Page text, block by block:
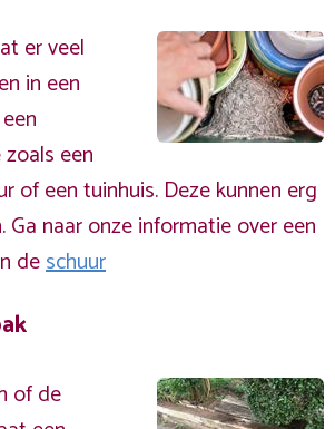
er veel
in een
een
of een tuinhuis. Deze kunnen erg
Ga naar onze informatie over een
deschuur
of de